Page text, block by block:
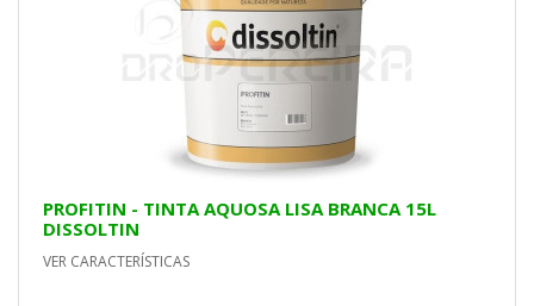
PROFITIN - TINTA AQUOSA LISA BRANCA 15L
DISSOLTIN
VER CARACTERÍSTICAS